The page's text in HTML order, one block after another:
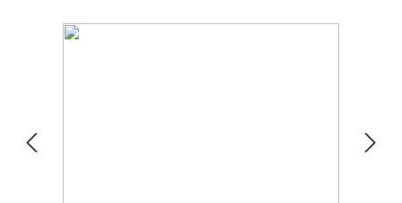
Bildergalerie überspringen